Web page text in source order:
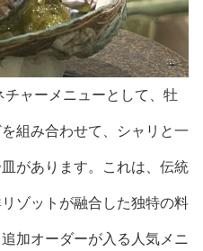
ャーメニューとして、牡
組み合わせて、シャリと一
があります。これは、伝統
ゾットが融合した独特の料
加オーダーが入る人気メニ